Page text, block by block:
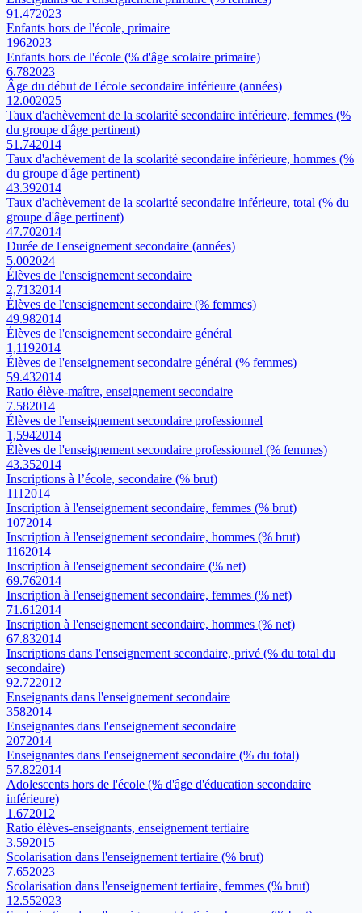
91.472023
Enfants hors de l'école, primaire
1962023
Enfants hors de l'école (% d'âge scolaire primaire)
6.782023
Âge du début de l'école secondaire inférieure (années)
12.002025
Taux d'achèvement de la scolarité secondaire inférieure, femmes (%
du groupe d'âge pertinent)
51.742014
Taux d'achèvement de la scolarité secondaire inférieure, hommes (%
du groupe d'âge pertinent)
43.392014
Taux d'achèvement de la scolarité secondaire inférieure, total (% du
groupe d'âge pertinent)
47.702014
Durée de l'enseignement secondaire (années)
5.002024
Élèves de l'enseignement secondaire
2,7132014
Élèves de l'enseignement secondaire (% femmes)
49.982014
Élèves de l'enseignement secondaire général
1,1192014
Élèves de l'enseignement secondaire général (% femmes)
59.432014
Ratio élève-maître, enseignement secondaire
7.582014
Élèves de l'enseignement secondaire professionnel
1,5942014
Élèves de l'enseignement secondaire professionnel (% femmes)
43.352014
Inscriptions à l’école, secondaire (% brut)
111 2014
Inscription à l'enseignement secondaire, femmes (% brut)
1072014
Inscription à l'enseignement secondaire, hommes (% brut)
1162014
Inscription à l'enseignement secondaire (% net)
69.762014
Inscription à l'enseignement secondaire, femmes (% net)
71.61 2014
Inscription à l'enseignement secondaire, hommes (% net)
67.832014
Inscriptions dans l'enseignement secondaire, privé (% du total du
secondaire)
92.722012
Enseignants dans l'enseignement secondaire
3582014
Enseignantes dans l'enseignement secondaire
2072014
Enseignantes dans l'enseignement secondaire (% du total)
57.822014
Adolescents hors de l'école (% d'âge d'éducation secondaire
inférieure)
1.672012
Ratio élèves-enseignants, enseignement tertiaire
3.592015
Scolarisation dans l'enseignement tertiaire (% brut)
7.652023
Scolarisation dans l'enseignement tertiaire, femmes (% brut)
12.552023